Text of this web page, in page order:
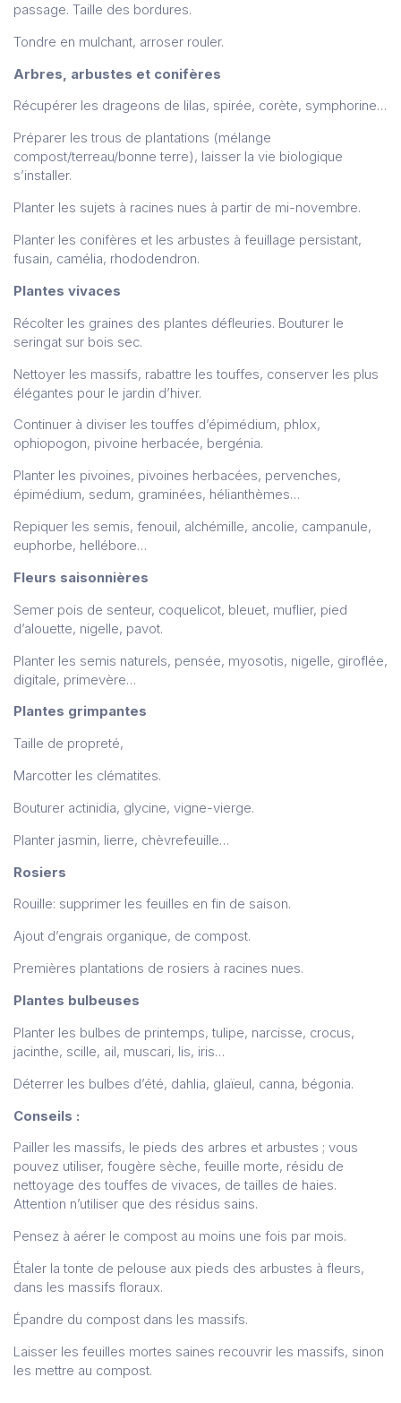
passage. Taille des bordures.
Tondre en mulchant, arroser rouler.
Arbres, arbustes et conifères
Récupérer les drageons de lilas, spirée, corète, symphorine…
Préparer les trous de plantations (mélange
compost/terreau/bonne terre), laisser la vie biologique
s’installer.
Planter les sujets à racines nues à partir de mi-novembre.
Planter les conifères et les arbustes à feuillage persistant,
fusain, camélia, rhododendron.
Plantes vivaces
Récolter les graines des plantes défleuries. Bouturer le
seringat sur bois sec.
Nettoyer les massifs, rabattre les touffes, conserver les plus
élégantes pour le jardin d’hiver.
Continuer à diviser les touffes d’épimédium, phlox,
ophiopogon, pivoine herbacée, bergénia.
Planter les pivoines, pivoines herbacées, pervenches,
épimédium, sedum, graminées, hélianthèmes…
Repiquer les semis, fenouil, alchémille, ancolie, campanule,
euphorbe, hellébore…
Fleurs saisonnières
Semer pois de senteur, coquelicot, bleuet, muflier, pied
d’alouette, nigelle, pavot.
Planter les semis naturels, pensée, myosotis, nigelle, giroflée,
digitale, primevère…
Plantes grimpantes
Taille de propreté,
Marcotter les clématites.
Bouturer actinidia, glycine, vigne-vierge.
Planter jasmin, lierre, chèvrefeuille…
Rosiers
Rouille: supprimer les feuilles en fin de saison.
Ajout d’engrais organique, de compost.
Premières plantations de rosiers à racines nues.
Plantes bulbeuses
Planter les bulbes de printemps, tulipe, narcisse, crocus,
jacinthe, scille, ail, muscari, lis, iris…
Déterrer les bulbes d’été, dahlia, glaïeul, canna, bégonia.
Conseils :
Pailler les massifs, le pieds des arbres et arbustes ; vous
pouvez utiliser, fougère sèche, feuille morte, résidu de
nettoyage des touffes de vivaces, de tailles de haies.
Attention n’utiliser que des résidus sains.
Pensez à aérer le compost au moins une fois par mois.
Étaler la tonte de pelouse aux pieds des arbustes à fleurs,
dans les massifs floraux.
Épandre du compost dans les massifs.
Laisser les feuilles mortes saines recouvrir les massifs, sinon
les mettre au compost.